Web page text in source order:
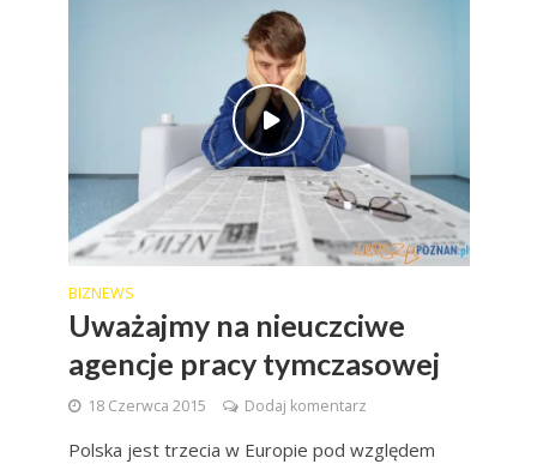
BIZNEWS
Uważajmy na nieuczciwe
agencje pracy tymczasowej
18 Czerwca 2015 Dodaj komentarz
Polska jest trzecia w Europie pod względem